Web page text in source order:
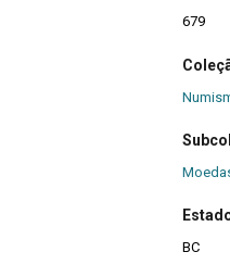
679
BC